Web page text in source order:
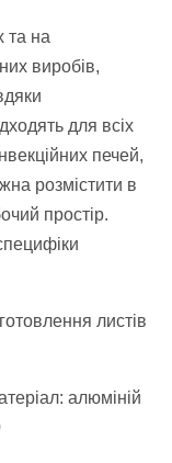
та на
виробів,
для всіх
печей,
розмістити в
простір.
листів
алюміній